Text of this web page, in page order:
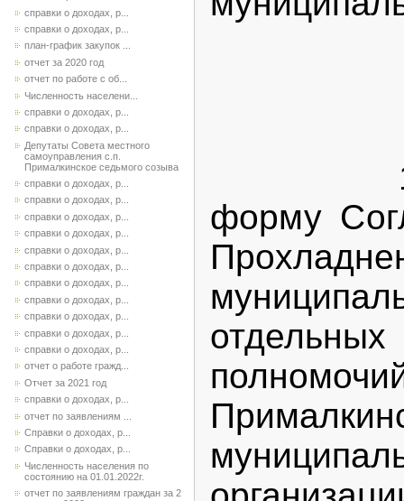
справки о доходах, р...
справки о доходах, р...
план-график закупок ...
отчет за 2020 год
отчет по работе с об...
Численность населени...
справки о доходах, р...
справки о доходах, р...
Депутаты Совета местного
самоуправления с.п.
Прималкинское седьмого созыва
справки о доходах, р...
справки о доходах, р...
справки о доходах, р...
справки о доходах, р...
справки о доходах, р...
справки о доходах, р...
справки о доходах, р...
справки о доходах, р...
справки о доходах, р...
справки о доходах, р...
справки о доходах, р...
отчет о работе гражд...
Отчет за 2021 год
справки о доходах, р...
отчет по заявлениям ...
Справки о доходах, р...
Справки о доходах, р...
Численность населения по
состоянию на 01.01.2022г.
отчет по заявлениям граждан за 2
1.
форму